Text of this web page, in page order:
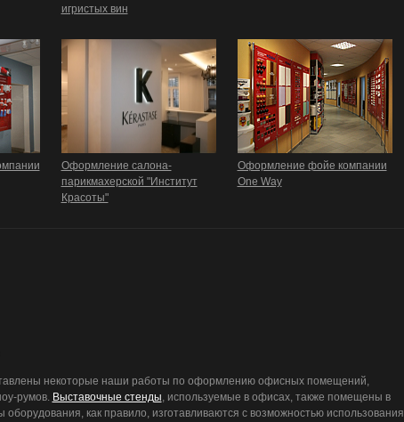
игристых вин
Оформление cалона-
парикмахерской "Институт
Красоты"
Оформление фойе компании
One Way
некоторые наши работы по оформлению офисных помещений,
румов. Выставочные стенды, используемые в офисах, также помещены в
как правило, изготавливаются с возможностью использования